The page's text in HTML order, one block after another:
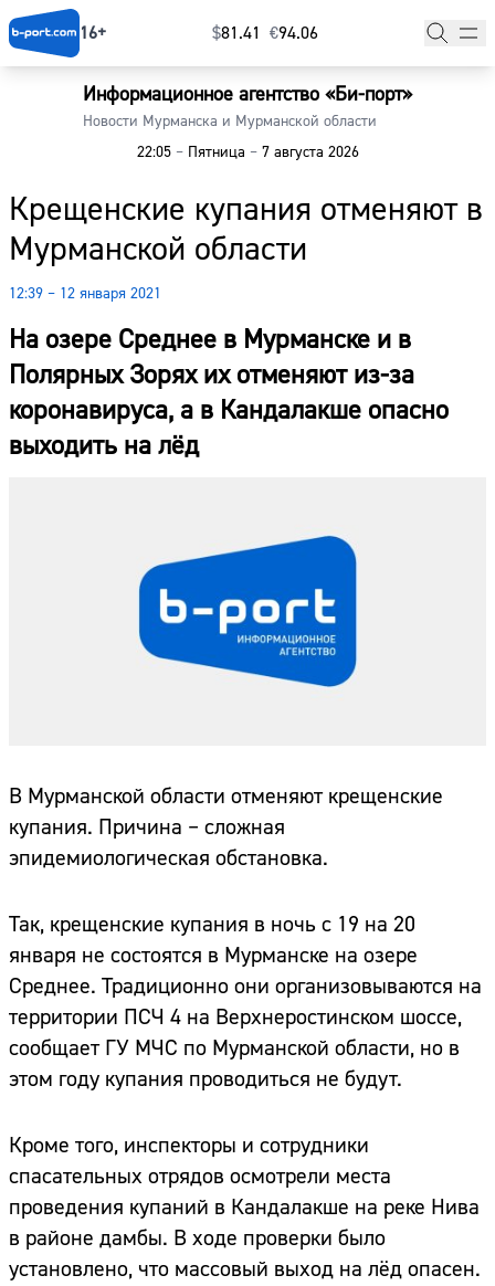
16+ $⁠81.41 €⁠94.06
Информационное агентство «Би-порт»
Новости Мурманска и Мурманской области
22:05 –Пятница –7 августа 2026
Крещенские купания отменяют в
Мурманской области
12:39 – 12 января 2021
На озере Среднее в Мурманске и в
Полярных Зорях их отменяют из-за
коронавируса, а в Кандалакше опасно
выходить на лёд
В Мурманской области отменяют крещенские
купания. Причина – сложная
эпидемиологическая обстановка.
Так, крещенские купания в ночь с 19 на 20
января не состоятся в Мурманске на озере
Среднее. Традиционно они организовываются на
территории ПСЧ 4 на Верхнеростинском шоссе,
сообщает ГУ МЧС по Мурманской области, но в
этом году купания проводиться не будут.
Кроме того, инспекторы и сотрудники
спасательных отрядов осмотрели места
проведения купаний в Кандалакше на реке Нива
в районе дамбы. В ходе проверки было
установлено, что массовый выход на лёд опасен.
Главная
Наши гости
Фоторепортажи
Погода
Курсы валют